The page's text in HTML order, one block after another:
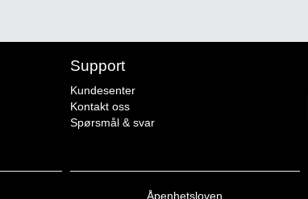
Support
Kundesenter
Kontakt oss
Spørsmål & svar
Åpenhetsloven